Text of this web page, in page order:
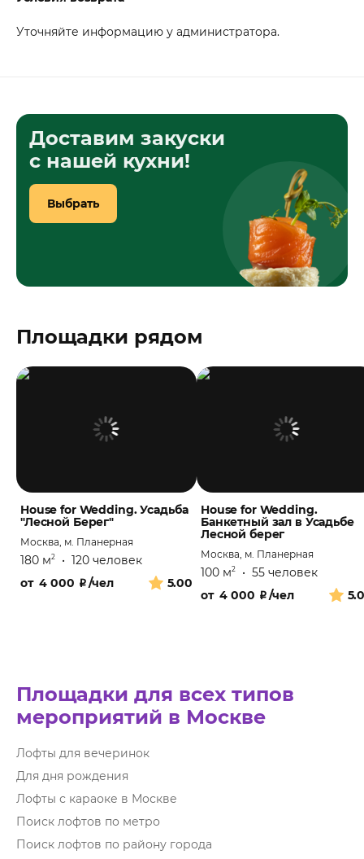
Уточняйте информацию у администратора.
Доставим закуски
с нашей кухни!
Выбрать
Площадки рядом
House for Wedding. Усадьба
"Лесной Берег"
Москва, м. Планерная
180 м2 • 120 человек
5.00
от4 000 ₽/чел
House for Wedding.
Банкетный зал в Усадьбе
Лесной берег
Москва, м. Планерная
100 м2 • 55 человек
от4 000 ₽/чел
Площадки для всех типов
мероприятий в Москве
Лофты для вечеринок
Для дня рождения
Лофты с караоке в Москве
Поиск лофтов по метро
Поиск лофтов по району города